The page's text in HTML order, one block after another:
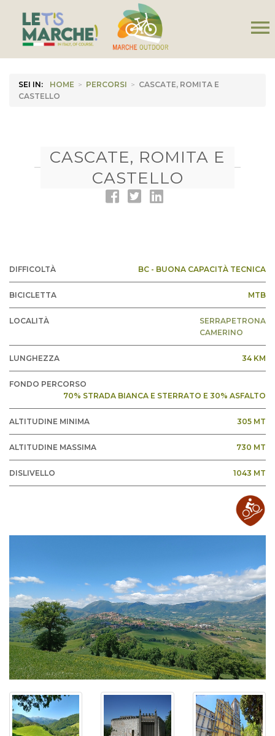
menu
SEI IN: HOME > PERCORSI > CASCATE, ROMITA E
CASTELLO
CASCATE, ROMITA E
CASTELLO
DIFFICOLTÀ BC - BUONA CAPACITÀ TECNICA
BICICLETTA MTB
LOCALITÀ
SERRAPETRONA
CAMERINO
LUNGHEZZA 34 KM
FONDO PERCORSO
70% STRADA BIANCA E STERRATO E 30% ASFALTO
ALTITUDINE MINIMA 305 MT
ALTITUDINE MASSIMA 730 MT
DISLIVELLO 1043 MT